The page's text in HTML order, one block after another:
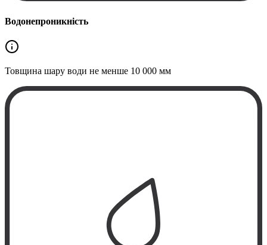
Водонепроникність
Товщина шару води не менше 10 000 мм